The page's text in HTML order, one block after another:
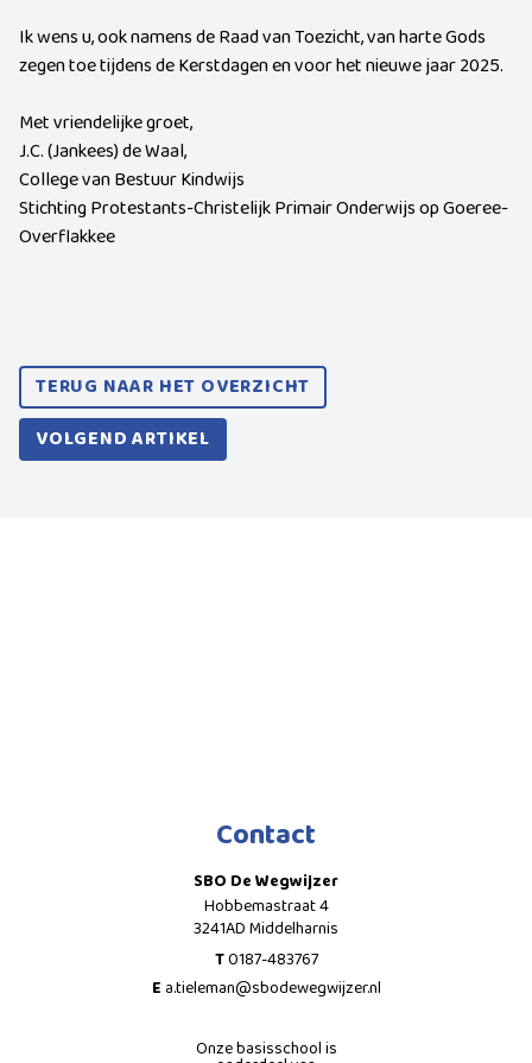
Ik wens u, ook namens de Raad van Toezicht, van harte Gods
zegen toe tijdens de Kerstdagen en voor het nieuwe jaar 2025.
Met vriendelijke groet,
J.C. (Jankees) de Waal,
College van Bestuur Kindwijs
Stichting Protestants-Christelijk Primair Onderwijs op Goeree-
Overflakkee
TERUG NAAR HET OVERZICHT
VOLGEND ARTIKEL
Contact
SBO De Wegwijzer
Hobbemastraat 4
3241AD Middelharnis
T0187-483767
E a.tieleman@sbodewegwijzer.nl
Onze basisschool is